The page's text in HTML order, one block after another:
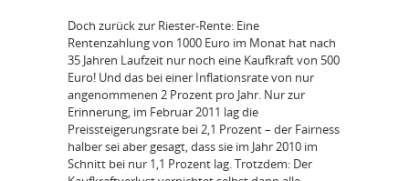
Doch zurück zur Riester-Rente: Eine
Rentenzahlung von 1000 Euro im Monat hat nach
35 Jahren Laufzeit nur noch eine Kaufkraft von 500
Euro! Und das bei einer Inflationsrate von nur
angenommenen 2 Prozent pro Jahr. Nur zur
Erinnerung, im Februar 2011 lag die
Preissteigerungsrate bei 2,1 Prozent – der Fairness
halber sei aber gesagt, dass sie im Jahr 2010 im
Schnitt bei nur 1,1 Prozent lag. Trotzdem: Der